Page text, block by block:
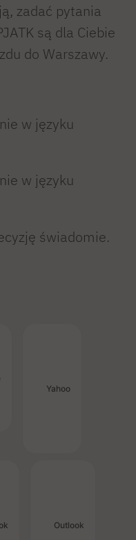
zadać pytania
są dla Ciebie
do Warszawy.
w języku
w języku
świadomie.
Yahoo
Outlook